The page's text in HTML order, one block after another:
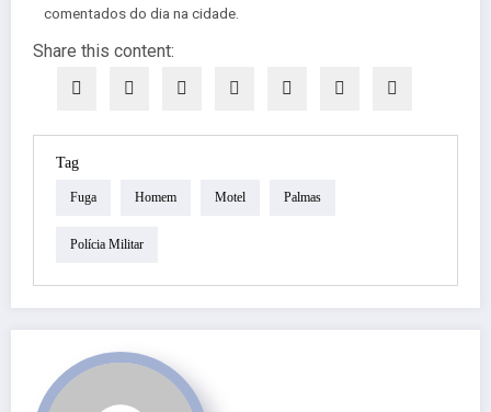
comentados do dia na cidade.
Share this content:
Tag
Fuga Homem Motel Palmas
Polícia Militar